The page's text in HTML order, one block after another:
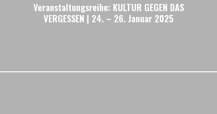
Veranstaltungsreihe: KULTUR GEGEN DAS
VERGESSEN | 24. – 26. Januar 2025